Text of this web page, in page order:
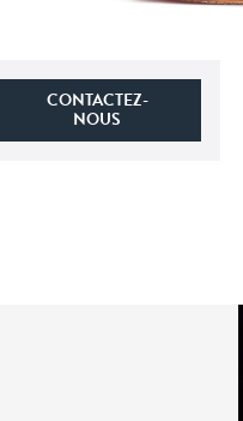
CONTACTEZ-
NOUS